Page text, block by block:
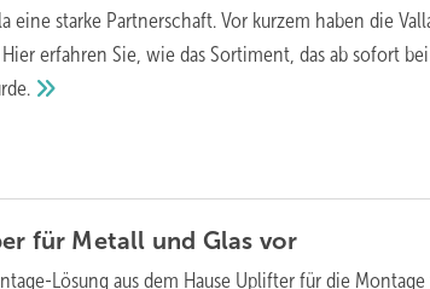
starke Partnerschaft. Vor kurzem haben die
erfahren Sie, wie das Sortiment, das ab sofort bei
für Metall und Glas vor
Lösung aus dem Hause Uplifter für die